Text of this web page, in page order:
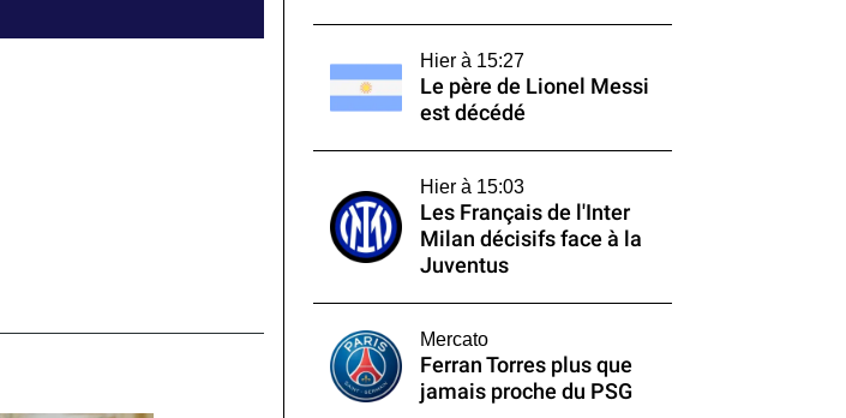
Hier à 15:27
Le père de Lionel Messi
est décédé
Hier à 15:03
Les Français de l'Inter
Milan décisifs face à la
Juventus
Mercato
Ferran Torres plus que
jamais proche du PSG